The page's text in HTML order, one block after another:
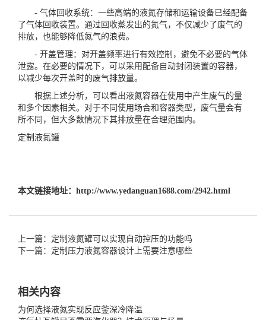
- 气体回收系统：一些高端的液氮存储和运输设备已经配备
了气体回收装置。通过回收蒸发出的氮气，不仅减少了废气的
排放，也能够降低氮气的浪费。
- 开盖管理：对开盖频率进行有效控制，避免不必要的气体
泄露。在必要的情况下，可以采用配备自动封闭装置的容器，
以减少每次开盖时的废气排放量。
根据上述分析，可以看出液氮容器在使用中产生废气的量
和多个因素相关。对于不同使用场合和容器类型，废气量会有
所不同，但大多数情况下其排放量在合理范围内。
定制液氮罐
本文链接地址： http://www.yedanguan1688.com/2942.html
上一篇：定制液氮罐可以实现自动控压的功能吗
下一篇：定制压力液氮容器设计上需要注意哪些
相关内容
为何选择液氮实现反应釜深冷降温